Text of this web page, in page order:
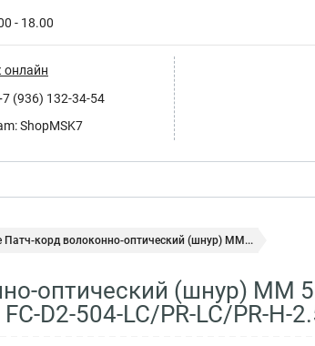
- 18.00
онлайн
(936) 132-34-54
ShopMSK7
Патч-корд волоконно-оптический (шнур) MM...
оптический (шнур) MM
D2-504-LC/PR-LC/PR-H-